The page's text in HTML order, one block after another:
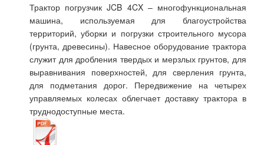
Трактор погрузчик JCB 4CX – многофункциональная
машина, используемая для благоустройства
территорий, уборки и погрузки строительного мусора
(грунта, древесины). Навесное оборудование трактора
служит для дробления твердых и мерзлых грунтов, для
выравнивания поверхностей, для сверления грунта,
для подметания дорог. Передвижение на четырех
управляемых колесах облегчает доставку трактора в
труднодоступные места.